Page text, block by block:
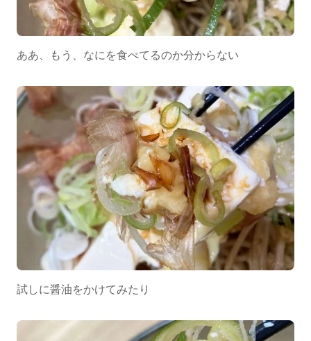
ああ、もう、なにを食べてるのか分からない
試しに醤油をかけてみたり